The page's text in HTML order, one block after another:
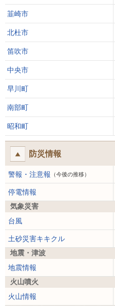
韮崎市
北杜市
笛吹市
中央市
早川町
南部町
昭和町
防災情報
警報・注意報 （今後の推移）
停電情報
気象災害
台風
土砂災害キキクル
地震・津波
地震情報
火山噴火
火山情報